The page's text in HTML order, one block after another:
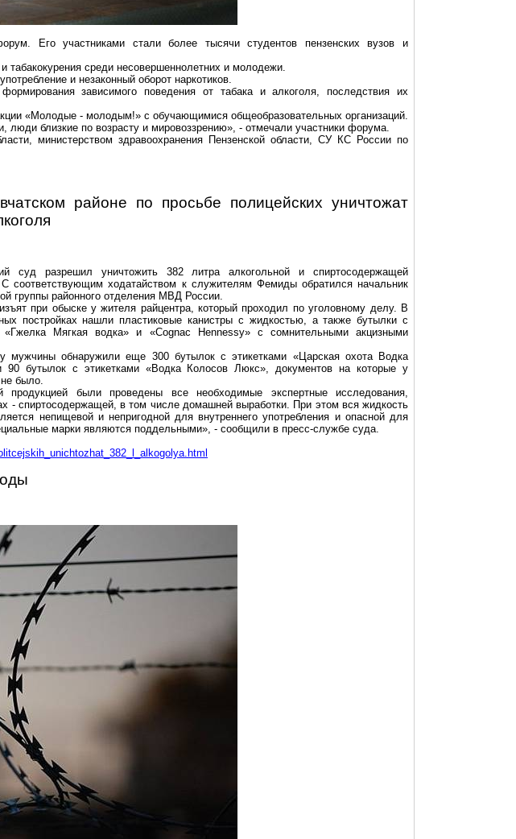
Его участниками сталиболее тысячи студентов пензенских вузов и
табакокурения среди несовершеннолетних и молодежи.
и незаконный оборот наркотиков.
зависимого поведения от табака и алкоголя, последствия их
«Молодые - молодым!» с обучающимися общеобразовательных организаций.
люди близкие по возрасту и мировоззрению», - отмечали участники форума.
министерством здравоохранения Пензенской области, СУ КС России по
районе по просьбе полицейских уничтожат
суд разрешил уничтожить 382 литра алкогольной и спиртосодержащей
С соответствующим ходатайством к служителям Фемиды обратился начальник
группы районного отделения МВД России.
при обыске у жителя райцентра, который проходил по уголовному делу. В
постройках нашли пластиковые канистры с жидкостью, а также бутылки с
«ГжелкаМягкая водка» и «Cognac Hennessy» с сомнительными акцизными
мужчины обнаружили еще 300 бутылок с этикетками «Царская охота Водка
90 бутылок с этикетками «Водка Колосов Люкс»,документов на которые у
было.
продукцией были проведены все необходимые экспертные исследования,
- спиртосодержащей, в том числе домашней выработки. При этом вся жидкость
непищевой и непригодной для внутреннего употребления и опасной для
марки являются поддельными», - сообщили в пресс-службе суда.